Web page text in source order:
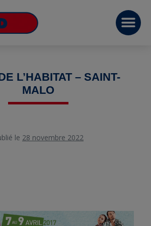
L’HABITAT – SAINT-
MALO
le 28 novembre 2022